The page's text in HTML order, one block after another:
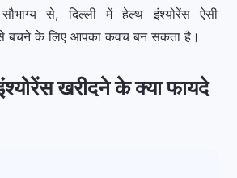
से, दिल्ली में हेल्थ इंश्योरेंस ऐसी
से बचने के लिए आपका कवच बन सकता है।
खरीदने के क्या फायदे